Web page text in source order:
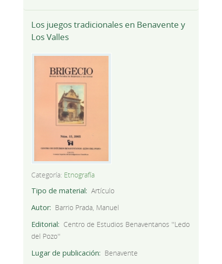
Los juegos tradicionales en Benavente y
Los Valles
Categoría: Etnografía
Tipo de material
Artículo
Autor
Barrio Prada, Manuel
Editorial
Centro de Estudios Benaventanos ''Ledo
del Pozo''
Lugar de publicación
Benavente